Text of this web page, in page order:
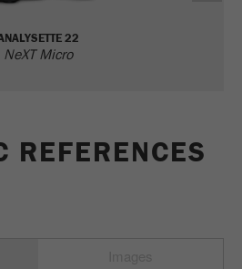
22
NeXT Micro
REFERENCES